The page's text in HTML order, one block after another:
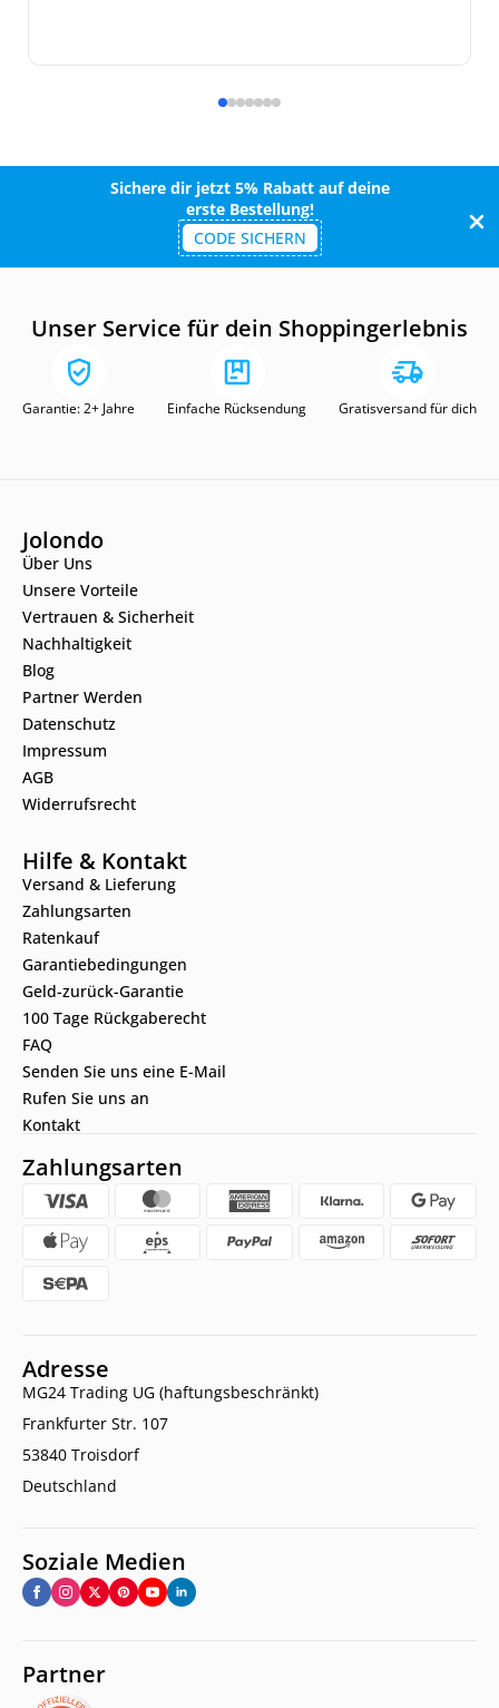
Sichere dir jetzt 5% Rabatt auf deine
erste Bestellung!
CODE SICHERN
Unser Service für dein Shoppingerlebnis
Garantie: 2+ Jahre Einfache Rücksendung Gratisversand für dich
Jolondo
Über Uns
Unsere Vorteile
Vertrauen & Sicherheit
Nachhaltigkeit
Blog
Partner Werden
Datenschutz
Impressum
AGB
Widerrufsrecht
Hilfe & Kontakt
Versand & Lieferung
Zahlungsarten
Ratenkauf
Garantiebedingungen
Geld-zurück-Garantie
100 Tage Rückgaberecht
FAQ
Senden Sie uns eine E-Mail
Rufen Sie uns an
Kontakt
Zahlungsarten
Adresse
MG24 Trading UG (haftungsbeschränkt)
Frankfurter Str. 107
53840 Troisdorf
Deutschland
Soziale Medien
Partner